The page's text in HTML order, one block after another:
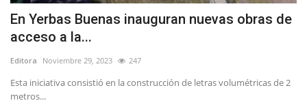
En Yerbas Buenas inauguran nuevas obras de
acceso a la...
Editora Noviembre 29, 2023 247
Esta iniciativa consistió en la construcción de letras volumétricas de 2
metros...